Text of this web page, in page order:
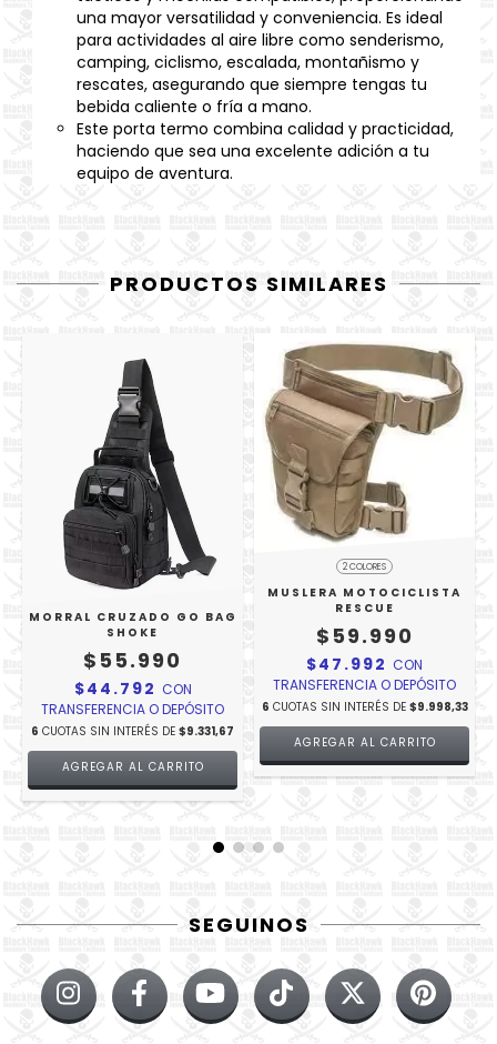
una mayor versatilidad y conveniencia. Es ideal
para actividades al aire libre como senderismo,
camping, ciclismo, escalada, montañismo y
rescates, asegurando que siempre tengas tu
bebida caliente o fría a mano.
Este porta termo combina calidad y practicidad,
haciendo que sea una excelente adición a tu
equipo de aventura.
PRODUCTOS SIMILARES
MORRAL CRUZADO GO BAG
SHOKE
$55.990
$44.792 CON
TRANSFERENCIA O DEPÓSITO
6 CUOTAS SIN INTERÉS DE $9.331,67
2 COLORES
MUSLERA MOTOCICLISTA
RESCUE
$59.990
$47.992 CON
TRANSFERENCIA O DEPÓSITO
6 CUOTAS SIN INTERÉS DE $9.998,33
AGREGAR AL CARRITO
SEGUINOS